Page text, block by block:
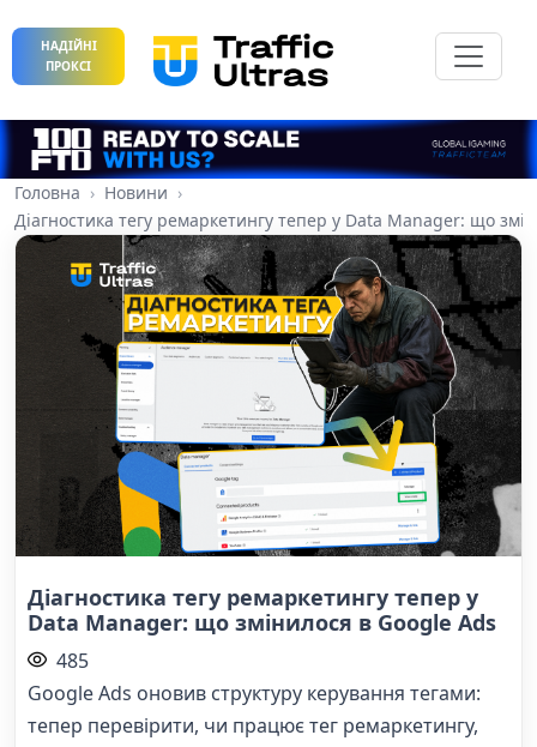
НАДІЙНІ
ПРОКСІ
Головна
Новини
Діагностика тегу ремаркетингу тепер у Data Manager: що
Діагностика тегу ремаркетингу тепер у
Data Manager: що змінилося в Google Ads
485
Google Ads оновив структуру керування тегами:
тепер перевірити, чи працює тег ремаркетингу,